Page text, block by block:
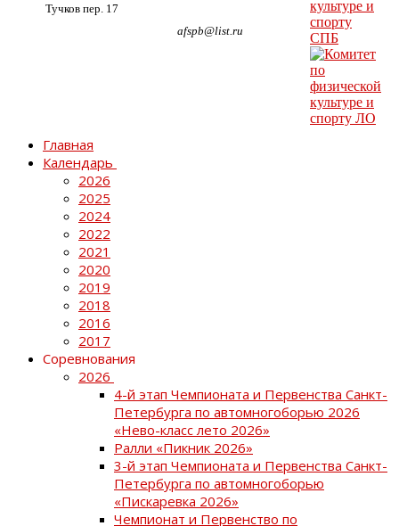
Тучков пер. 17
afspb@list.ru
Главная
Календарь
2026
2025
2024
2022
2021
2020
2019
2018
2016
2017
Соревнования
2026
4-й этап Чемпионата и Первенства Санкт-
Петербурга по автомногоборью 2026
«Нево-класс лето 2026»
Ралли «Пикник 2026»
3-й этап Чемпионата и Первенства Санкт-
Петербурга по автомногоборью
«Пискаревка 2026»
Чемпионат и Первенство по